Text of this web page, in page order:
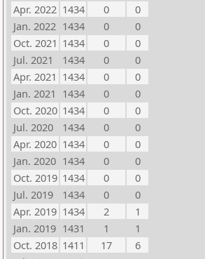
Apr. 2022 1434 0
0
Jan. 2022 1434 0
0
Oct. 2021 1434 0
0
Jul. 2021
1434 0
0
Apr. 2021 1434 0
0
Jan. 2021 1434 0
0
Oct. 2020 1434 0
0
Jul. 2020
1434 0
0
Apr. 2020 1434 0
0
Jan. 2020 1434 0
0
Oct. 2019 1434 0
0
Jul. 2019
1434 0
0
Apr. 2019 1434 2
1
Jan. 2019 1431 1
1
Oct. 2018 1411 17
6